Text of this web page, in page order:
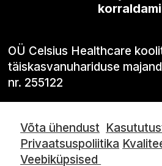
OÜ Celsius Healthcare
täiskasvanuhariduse
nr. 255122
Võta ühendust
Privaatsuspoliitika
Veebiküpsised